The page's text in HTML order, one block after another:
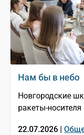
Нам бы в небо
Новгородские
ракеты-
22.07.2026 |